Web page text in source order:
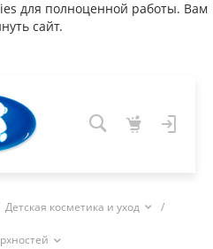
для полноценной работы. Вам
сайт.
Детская косметика и уход
/